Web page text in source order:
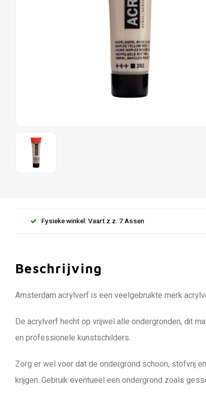
Fysieke winkel: Vaart z.z. 7 Assen
Beschrijving
Amsterdam acrylverf is een veelgebruikte merk
De acrylverf hecht op vrijwel alle ondergronden, dit
en professionele kunstschilders.
Zorg er wel voor dat de ondergrond schoon, stofvrij
krijgen. Gebruik eventueel een ondergrond zoals